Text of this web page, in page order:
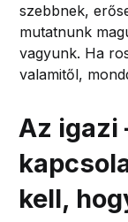
szebbnek,
mutatnunk
vagyunk. Ha
valamitől,
Az igazi
kell,